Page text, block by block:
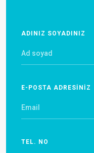
ADINIZ SOYADINIZ
E-POSTA ADRESİNİZ
TEL. NO